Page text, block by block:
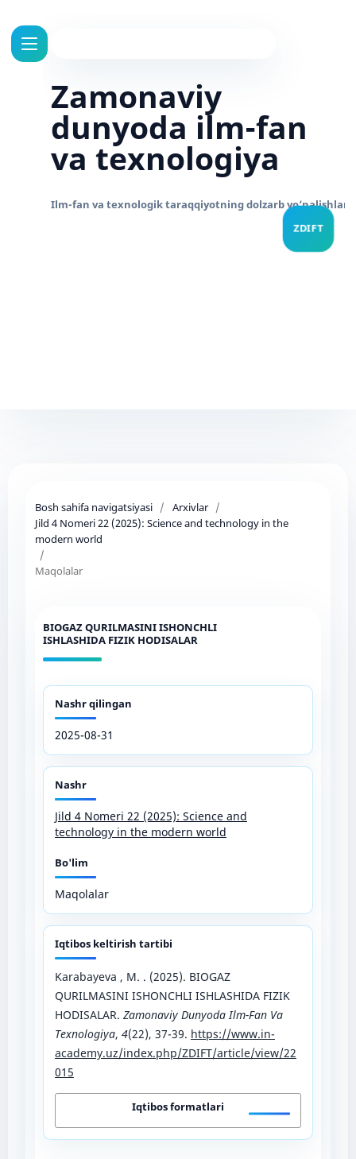
Zamonaviy
dunyoda ilm-fan
va texnologiya
Bosh sahifa navigatsiyasi / Arxivlar /
Jild 4 Nomeri 22 (2025): Science and technology in the
modern world
/
Maqolalar
BIOGAZ QURILMASINI ISHONCHLI
ISHLASHIDA FIZIK HODISALAR
Nashr qilingan
2025-08-31
Nashr
Jild 4 Nomeri 22 (2025): Science and
technology in the modern world
Bo'lim
Maqolalar
Iqtibos keltirish tartibi
Karabayeva , M. . (2025). BIOGAZ
QURILMASINI ISHONCHLI ISHLASHIDA FIZIK
HODISALAR. Zamonaviy Dunyoda Ilm-Fan Va
Texnologiya, 4(22), 37-39. https://www.in-
academy.uz/index.php/ZDIFT/article/view/22
015
Iqtibos formatlari